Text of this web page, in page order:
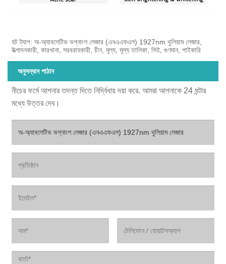
হট ট্যাগ: অ-অ্যাবলেটিভ ভগ্নাংশ লেজার (এনএএফএল) 1927nm থুলিয়াম লেজার,
উত্পাদনকারী, কারখানা, সরবরাহকারী, চীন, মূল্য, মূল্য তালিকা, সিই, গুণমান, পাইকারি
অনুসন্ধান পাঠান
নীচের ফর্মে আপনার তদন্ত দিতে নির্দ্বিধায় দয়া করে. আমরা আপনাকে 24 ঘন্টার
মধ্যে উত্তর দেব।